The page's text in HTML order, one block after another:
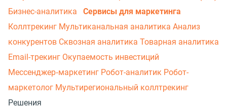
Бизнес-аналитика
Сервисы для маркетинга
Коллтрекинг Мультиканальная аналитика Анализ
конкурентов Сквозная аналитика Товарная аналитика
Email-трекинг Окупаемость инвестиций
Мессенджер‑маркетинг Робот-аналитик Робот-
маркетолог Мультирегиональный коллтрекинг
Решения